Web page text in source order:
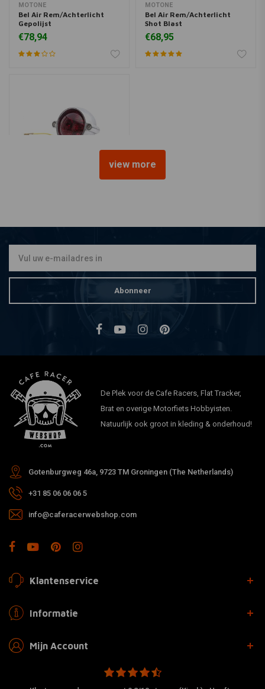
MOTONE
Bel Air Rem/Achterlicht
Gepolijst
€78,94
MOTONE
Bel Air Rem/Achterlicht
Shot Blast
€68,95
Gepolijst
view more
Abonneer
De Plek voor de Cafe Racers, Flat Tracker,
Brat en overige Motorfiets Hobbyisten.
Natuurlijk ook groot in kleding & onderhoud!
Gotenburgweg 46a, 9723 TM Groningen (The Netherlands)
+31 85 06 06 06 5
info@caferacerwebshop.com
Klantenservice
Informatie
Mijn Account